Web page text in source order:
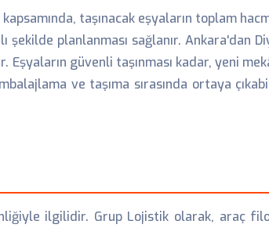
taşınacak eşyaların toplam
planlanması sağlanır. Ankara'dan
güvenli taşınması kadar, yeni
ve taşıma sırasında ortaya
ilgilidir. Grup Lojistik olarak, araç